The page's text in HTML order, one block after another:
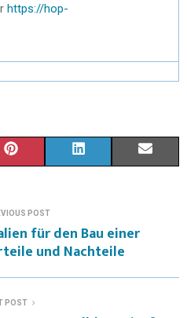
https://hop-
N
T K
POST
für den Bau einer
und Nachteile
POST